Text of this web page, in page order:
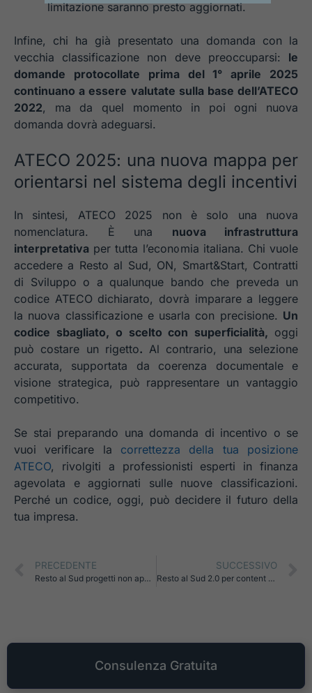
limitazione saranno presto aggiornati.
Infine, chi ha già presentato una domanda con la
vecchia classificazione non deve preoccuparsi: le
domande protocollate prima del 1° aprile 2025
continuano a essere valutate sulla base dell’ATECO
2022, ma da quel momento in poi ogni nuova
domanda dovrà adeguarsi.
ATECO 2025: una nuova mappa per
orientarsi nel sistema degli incentivi
In sintesi, ATECO 2025 non è solo una nuova
nomenclatura. È una nuova infrastruttura
interpretativa per tutta l’economia italiana. Chi vuole
accedere a Resto al Sud, ON, Smart&Start, Contratti
di Sviluppo o a qualunque bando che preveda un
codice ATECO dichiarato, dovrà imparare a leggere
la nuova classificazione e usarla con precisione. Un
codice sbagliato, o scelto con superficialità, oggi
può costare un rigetto. Al contrario, una selezione
accurata, supportata da coerenza documentale e
visione strategica, può rappresentare un vantaggio
competitivo.
Se stai preparando una domanda di incentivo o se
vuoi verificare la correttezza della tua posizione
ATECO, rivolgiti a professionisti esperti in finanza
agevolata e aggiornati sulle nuove classificazioni.
Perché un codice, oggi, può decidere il futuro della
tua impresa.
PRECEDENTE
Resto al Sud progetti non approvati: errori, requisiti mancanti e come evitare un rigetto
SUCCESSIVO
Resto al Sud 2.0 per content creator, freelance e smart worker: sogno o realtà?
Consulenza Gratuita